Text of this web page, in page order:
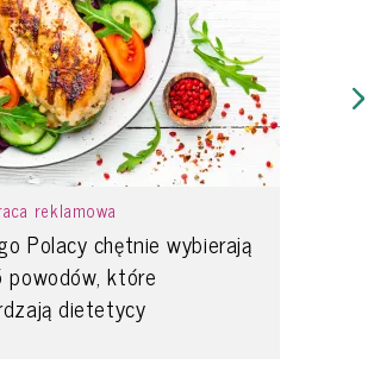
reklamowa
Polacy chętnie wybierają
powodów, które
dietetycy